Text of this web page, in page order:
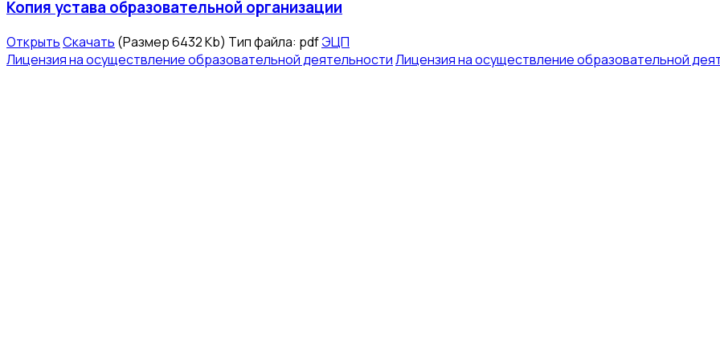
Копия устава образовательной организации
ОткрытьСкачать (Размер 6432 Kb) Тип файла: pdfЭЦП
Лицензия на осуществление образовательной деятельностиЛицензия на осуществление образовательной